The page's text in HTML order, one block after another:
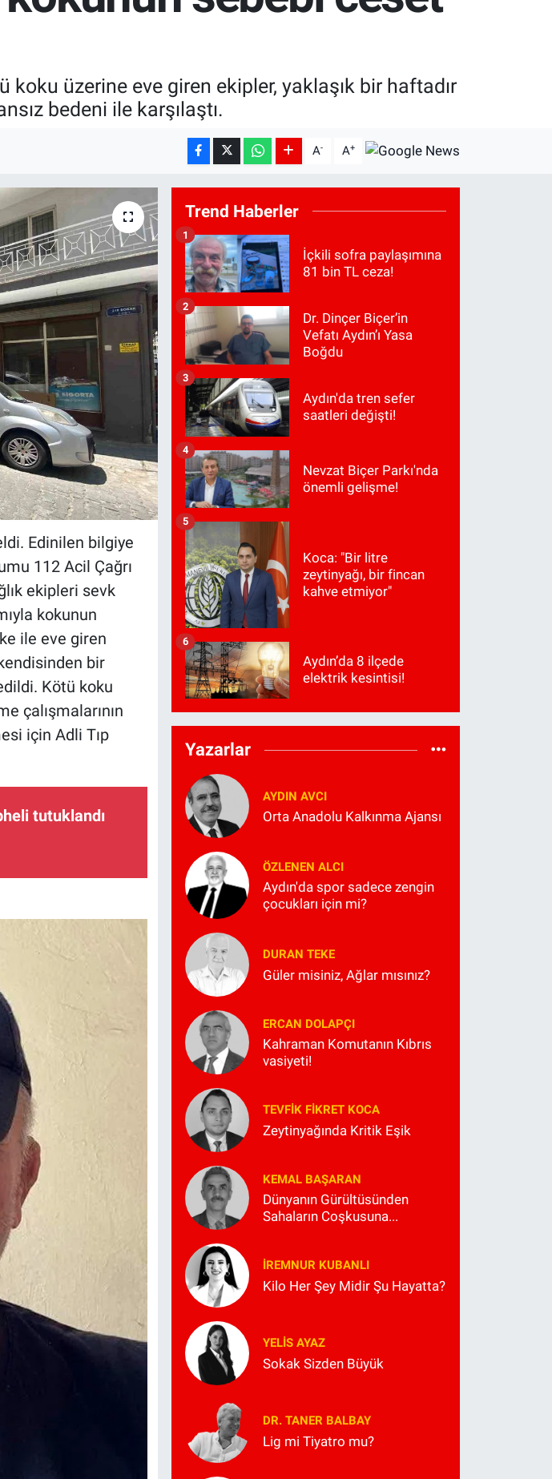
koku üzerine eve giren ekipler, yaklaşık bir haftadır
bedeni ile karşılaştı.
A- A+
Edinilen bilgiye
112 Acil Çağrı
ekipleri sevk
kokunun
ile eve giren
bir
Kötü koku
çalışmalarının
için Adli Tıp
tutuklandı
Trend Haberler
İçkili sofra paylaşımına
81 bin TL ceza!
1
Dr. Dinçer Biçer’in
Vefatı Aydın’ı Yasa
Boğdu
2
Aydın'da tren sefer
saatleri değişti!
3
Nevzat Biçer Parkı'nda
önemli gelişme!
4
Koca: "Bir litre
zeytinyağı, bir fincan
kahve etmiyor"
5
Aydın’da 8 ilçede
elektrik kesintisi!
6
Yazarlar
AYDIN AVCI
Orta Anadolu Kalkınma Ajansı
ÖZLENEN ALCI
Aydın'da spor sadece zengin
çocukları için mi?
DURAN TEKE
Güler misiniz, Ağlar mısınız?
ERCAN DOLAPÇI
Kahraman Komutanın Kıbrıs
vasiyeti!
TEVFIK FIKRET KOCA
Zeytinyağında Kritik Eşik
KEMAL BAŞARAN
Dünyanın Gürültüsünden
Sahaların Coşkusuna...
İREMNUR KUBANLI
Kilo Her Şey Midir Şu Hayatta?
YELIS AYAZ
Sokak Sizden Büyük
DR. TANER BALBAY
Lig mi Tiyatro mu?